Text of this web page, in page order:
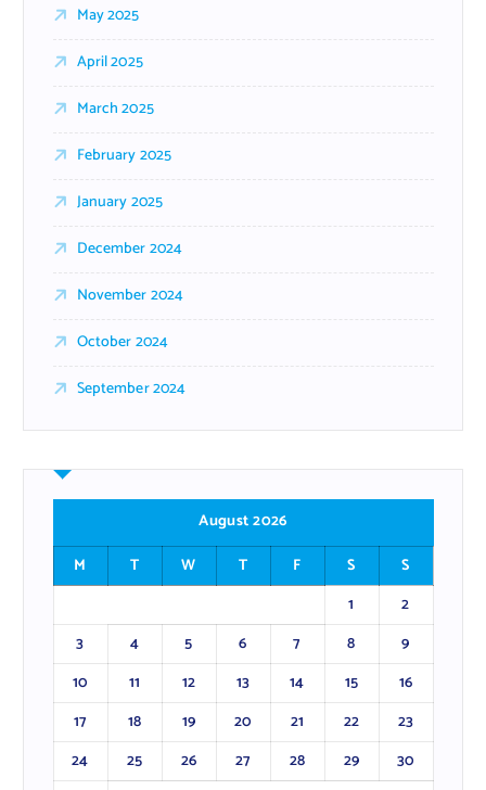
May 2025
April 2025
March 2025
February 2025
January 2025
December 2024
November 2024
October 2024
September 2024
August 2026
M
T W T F S
S
1
2
3
4 5 6 7 8
9
10
11 12 13 14 15
16
17
18 19 20 21 22
23
24
25 26 27 28 29
30